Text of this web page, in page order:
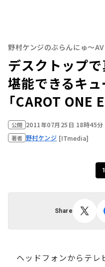
野村ケンジのぶらんにゅ～
デスクトップ
堪能できるキュ
「CAROT ONE
公開 2011年07月25日 18時45分
著者 野村ケンジ [ITmedia]
1
Share
ヘッドフォンからテレ